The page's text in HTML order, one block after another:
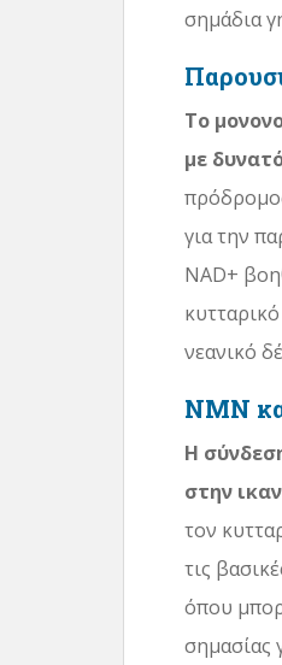
σημάδια
Το
με
για την
NAD+
νεανικό
NMN
Η
στην
τον
τις
όπου
σημασίας